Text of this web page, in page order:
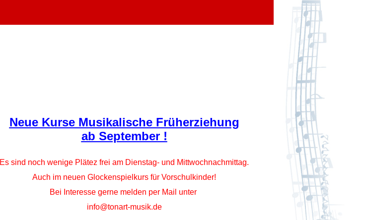
Neue Kurse Musikalische Früherziehung
ab September !
Es sind noch wenige Plätez frei am Dienstag- und Mittwochnachmittag.
Auch im neuen Glockenspielkurs für Vorschulkinder!
Bei Interesse gerne melden per Mail unter
info@tonart-musik.de